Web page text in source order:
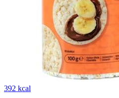
392 kcal